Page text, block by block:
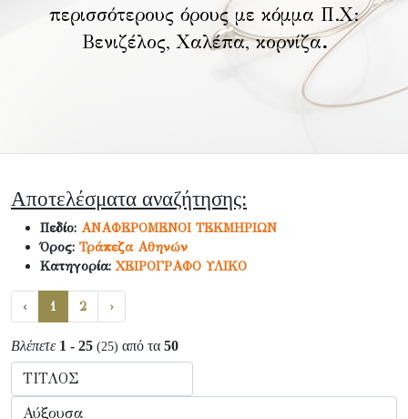
περισσότερους όρους με κόμμα Π.Χ:
Βενιζέλος, Χαλέπα, κορνίζα.
Αποτελέσματα αναζήτησης:
Πεδίο: ΑΝΑΦΕΡΟΜΕΝΟΙ ΤΕΚΜΗΡΙΩΝ
Όρος: Τράπεζα Αθηνών
Κατηγορία:ΧΕΙΡΟΓΡΑΦΟ ΥΛΙΚΟ
‹ 1 2 ›
Βλέπετε 1 - 25 (25) από τα 50